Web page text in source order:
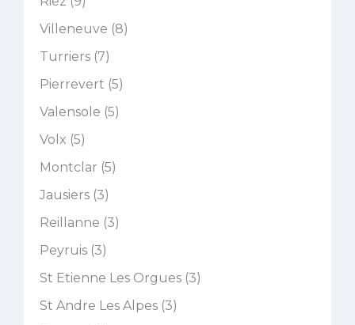
Villeneuve (8)
Turriers (7)
Pierrevert (5)
Valensole (5)
Volx (5)
Montclar (5)
Jausiers (3)
Reillanne (3)
Peyruis (3)
St Etienne Les Orgues (3)
St Andre Les Alpes (3)